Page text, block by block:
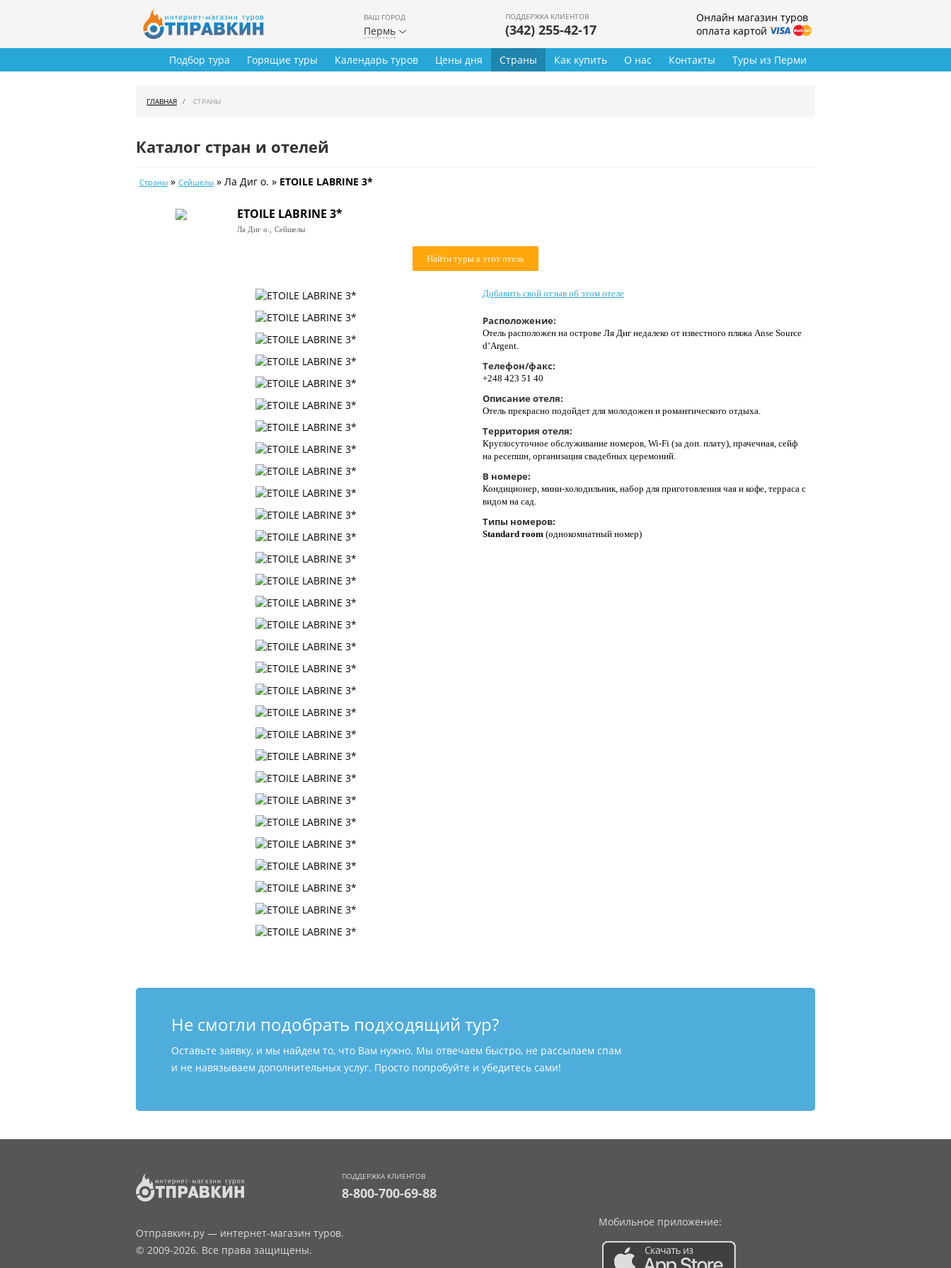
ВАШ ГОРОД
Пермь
ПОДДЕРЖКА КЛИЕНТОВ
(342) 255-42-17
Онлайн магазин туров
оплата картой
Туры из Перми
Подбор тура Горящие туры Календарь туров Цены дня Страны Как купить О нас Контакты
ГЛАВНАЯ СТРАНЫ
Каталог стран и отелей
Страны » Сейшелы » Ла Диг о. » ETOILE LABRINE 3*
ETOILE LABRINE 3*
Ла Диг о., Сейшелы
Найти туры в этот отель
Добавить свой отзыв об этом отеле
Расположение:
Отель расположен на острове Ля Диг недалеко от известного пляжа Anse Source
d’Argent.
Телефон/факс:
+248 423 51 40
Описание отеля:
Отель прекрасно подойдет для молодожен и романтического отдыха.
Территория отеля:
Круглосуточное обслуживание номеров, Wi-Fi (за доп. плату), прачечная, сейф
на ресепшн, организация свадебных церемоний.
В номере:
Кондиционер, мини-холодильник, набор для приготовления чая и кофе, терраса с
видом на сад.
Типы номеров:
Standard room (однокомнатный номер)
Не смогли подобрать подходящий тур?
Оставьте заявку, и мы найдем то, что Вам нужно. Мы отвечаем быстро, не рассылаем спам
и не навязываем дополнительных услуг. Просто попробуйте и убедитесь сами!
ПОДДЕРЖКА КЛИЕНТОВ
8-800-700-69-88
Отправкин.ру — интернет-магазин туров.
© 2009-2026. Все права защищены.
Мобильное приложение: